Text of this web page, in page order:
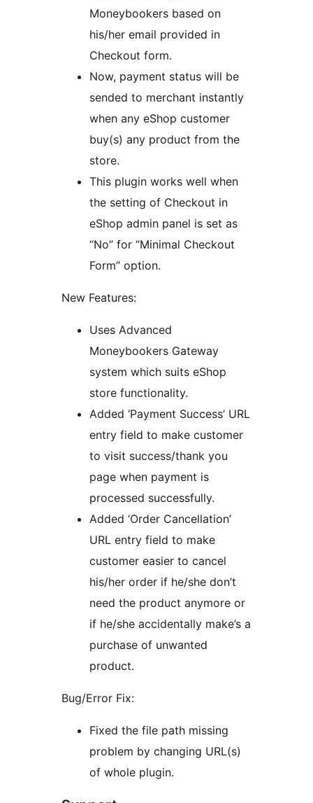
Moneybookers based on
his/her email provided in
Checkout form.
Now, payment status will be
sended to merchant instantly
when any eShop customer
buy(s) any product from the
store.
This plugin works well when
the setting of Checkout in
eShop admin panel is set as
“No” for “Minimal Checkout
Form” option.
New Features:
Uses Advanced
Moneybookers Gateway
system which suits eShop
store functionality.
Added ‘Payment Success’ URL
entry field to make customer
to visit success/thank you
page when payment is
processed successfully.
Added ‘Order Cancellation’
URL entry field to make
customer easier to cancel
his/her order if he/she don’t
need the product anymore or
if he/she accidentally make’s a
purchase of unwanted
product.
Bug/Error Fix:
Fixed the file path missing
problem by changing URL(s)
of whole plugin.